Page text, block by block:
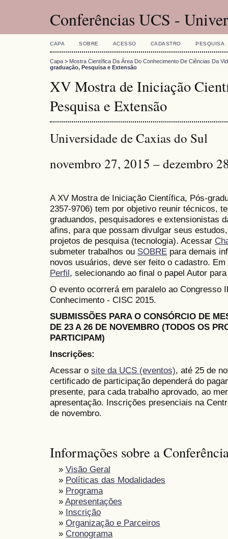
Conferências UCS -
CAPA SOBRE ACESSO CADASTRO PESQUISA
Capa > Mostra Científica Da Área Do Conhecimento De Ciências Da
graduação, Pesquisa e Extensão
XV Mostra de Iniciação
Pesquisa e Extensão
Universidade de Caxias do Sul
novembro 27, 2015 – dezembro
A XV Mostra de Iniciação Científica, Pós-
2357-9706) tem por objetivo reunir técnicos,
graduandos, pesquisadores e extensionistas
afins, para que possam divulgar seus
projetos de pesquisa (tecnologia). Acessar
submeter trabalhos ou SOBRE para demais
novos usuários, deve ser feito o cadastro.
Perfil, selecionando ao final o papel Autor
O evento ocorrerá em paralelo ao Congresso
Conhecimento - CISC 2015.
SUBMISSÕES PARA O CONSÓRCIO DE
DE 23 A 26 DE NOVEMBRO (TODOS OS
PARTICIPAM)
Inscrições:
Acessar o site da UCS (eventos), até 25 de
certificado de participação dependerá do
presente, para cada trabalho aprovado, ao
apresentação. Inscrições presenciais na
de novembro.
Informações sobre a
» Visão Geral
» Políticas das Modalidades
» Programa
» Apresentações
» Inscrição
» Organização e Parceiros
» Cronograma